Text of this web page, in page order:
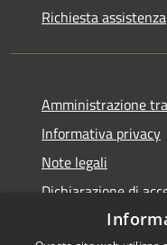
Richiesta assistenza
Amministrazione
Informativa privacy
Note legali
Dichiarazione di